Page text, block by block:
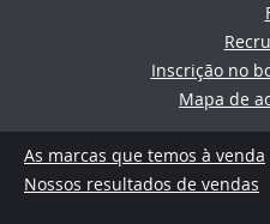
Inscrição no
Mapa de
As marcas que temos à venda
Nossos resultados de vendas